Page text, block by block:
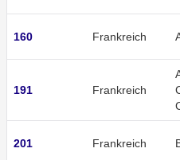
160 Frankreich
191 Frankreich
201 Frankreich